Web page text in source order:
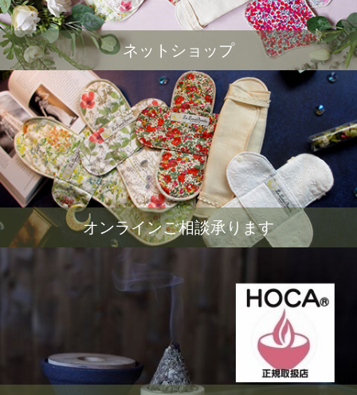
ネットショップ
オンラインご相談承ります